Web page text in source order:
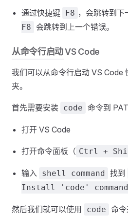
通过快捷键 F8 ，会跳转到下
F8
会跳转到上一个错误。
从命令行启动 VS Code
我们可以从命令行启动 VS Code
夹。
首先需要安装 code 命令到
打开 VS Code
打开命令面板（ Ctrl +
输入 shell command 找到
Install 'code'
然后我们就可以使用 code 命